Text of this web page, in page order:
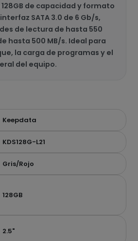
128GB de capacidad y formato
SATA 3.0 de 6 Gb/s,
de lectura de hasta 550
hasta 500 MB/s. Ideal para
la carga de programas y el
del equipo.
Keepdata
KDS128G-L21
Gris/Rojo
128GB
2.5"